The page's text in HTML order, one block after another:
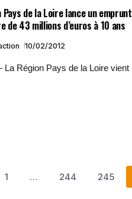
Pays de la Loire lance un emprunt
de 43 millions d’euros à 10 ans
10/02/2012
La Région Pays de la Loire vient
1 … 244 245